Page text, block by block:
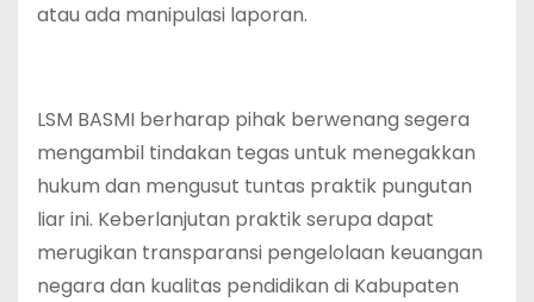
atau ada manipulasi laporan.
LSM BASMI berharap pihak berwenang segera
mengambil tindakan tegas untuk menegakkan
hukum dan mengusut tuntas praktik pungutan
liar ini. Keberlanjutan praktik serupa dapat
merugikan transparansi pengelolaan keuangan
negara dan kualitas pendidikan di Kabupaten